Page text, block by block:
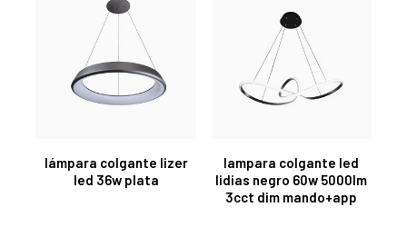
lámpara colgante lizer
led 36w plata
lampara colgante led
lidias negro 60w 5000lm
3cct dim mando+app